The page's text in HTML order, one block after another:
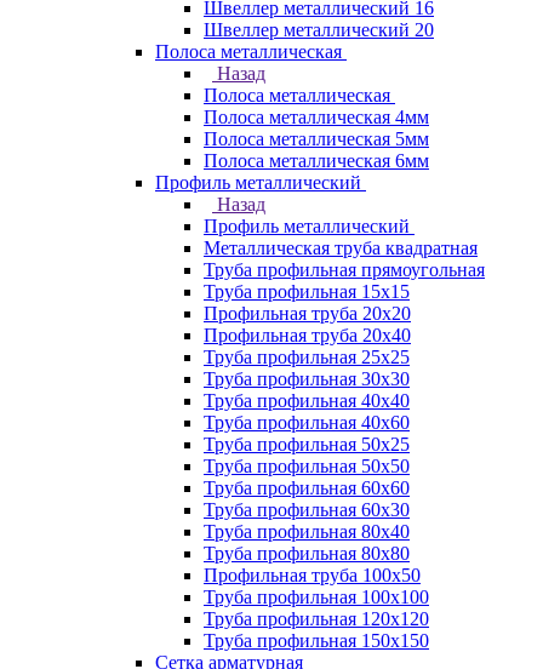
Швеллер металлический 16
Швеллер металлический 20
Полоса металлическая
Назад
Полоса металлическая
Полоса металлическая 4мм
Полоса металлическая 5мм
Полоса металлическая 6мм
Профиль металлический
Назад
Профиль металлический
Металлическая труба квадратная
Труба профильная прямоугольная
Труба профильная 15х15
Профильная труба 20х20
Профильная труба 20х40
Труба профильная 25х25
Труба профильная 30x30
Труба профильная 40х40
Труба профильная 40х60
Труба профильная 50х25
Труба профильная 50х50
Труба профильная 60x60
Труба профильная 60х30
Труба профильная 80х40
Труба профильная 80х80
Профильная труба 100х50
Труба профильная 100х100
Труба профильная 120х120
Труба профильная 150х150
Сетка арматурная